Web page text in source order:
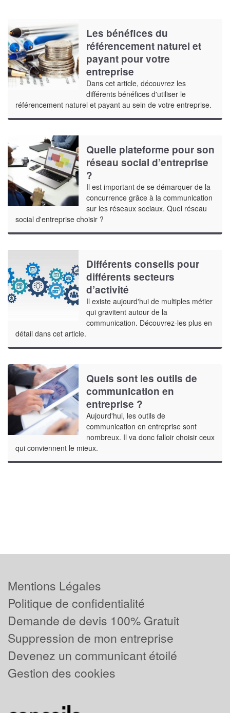
Les bénéfices du
référencement naturel et
payant pour votre
entreprise
Dans cet article, découvrez les
différents bénéfices d'utiliser le
référencement naturel et payant au sein de votre entreprise.
Quelle plateforme pour son
réseau social d’entreprise
?
Il est important de se démarquer de la
concurrence grâce à la communication
sur les réseaux sociaux. Quel réseau
social d'entreprise choisir ?
Différents conseils pour
différents secteurs
d’activité
Il existe aujourd'hui de multiples métier
qui gravitent autour de la
communication. Découvrez-les plus en
détail dans cet article.
Quels sont les outils de
communication en
entreprise ?
Aujourd'hui, les outils de
communication en entreprise sont
nombreux. Il va donc falloir choisir ceux
qui conviennent le mieux.
Mentions Légales
Politique de confidentialité
Demande de devis 100% Gratuit
Suppression de mon entreprise
Devenez un communicant étoilé
Gestion des cookies